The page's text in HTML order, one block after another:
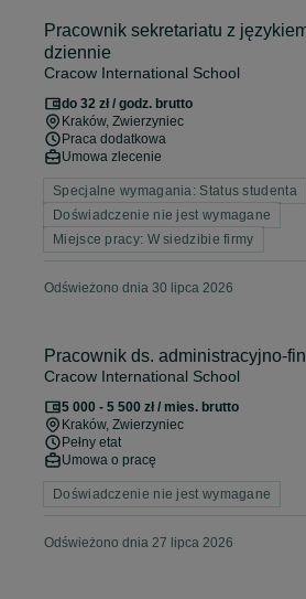
Pracownik sekretariatu z
dziennie
Cracow International School
do 32 zł / godz. brutto
Kraków, Zwierzyniec
Praca dodatkowa
Umowa zlecenie
Specjalne wymagania: Status studenta
Doświadczenie nie jest wymagane
Miejsce pracy: W siedzibie firmy
Odświeżono dnia 30 lipca 2026
Pracownik ds. administracyjno-
Cracow International School
5 000 - 5 500 zł / mies. brutto
Kraków, Zwierzyniec
Pełny etat
Umowa o pracę
Doświadczenie nie jest wymagane
Odświeżono dnia 27 lipca 2026